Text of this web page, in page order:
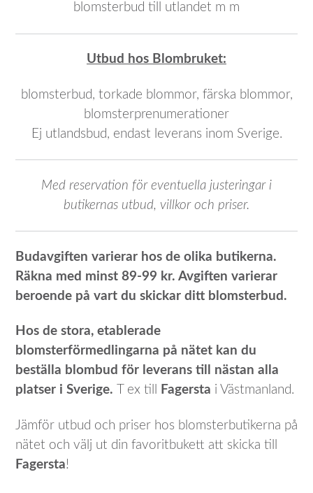
blomsterbud till utlandet m m
Utbud hos Blombruket:
blomsterbud, torkade blommor, färska blommor,
blomsterprenumerationer
Ej utlandsbud, endast leverans inom Sverige.
Med reservation för eventuella justeringar i
butikernas utbud, villkor och priser.
Budavgiften varierar hos de olika butikerna.
Räkna med minst 89-99 kr. Avgiften varierar
beroende på vart du skickar ditt blomsterbud.
Hos de stora, etablerade
blomsterförmedlingarna på nätet kan du
beställa blombud för leverans till nästan alla
platser i Sverige.
T ex till Fagersta i Västmanland.
Jämför utbud och priser hos blomsterbutikerna på
nätet och välj ut din favoritbukett att skicka till
Fagersta!